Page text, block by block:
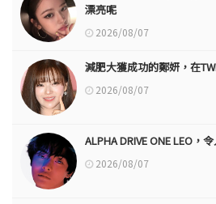
漂亮呢
2026/08/07
減肥大獲成功的鄭妍，在
2026/08/07
ALPHA DRIVE ONE LEO，
2026/08/07